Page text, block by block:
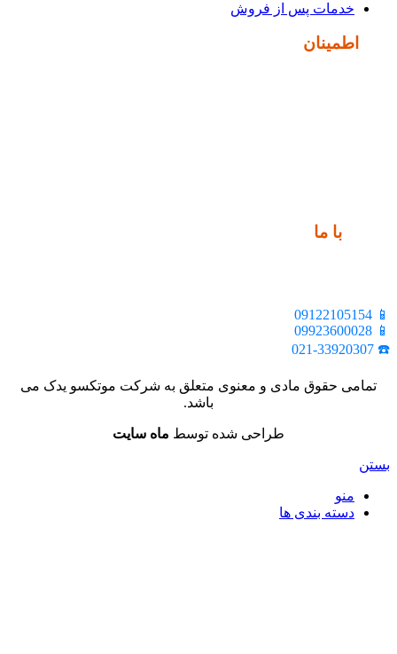
خدمات پس از فروش
اطمینان
با ما
📱 09122105154
📱 09923600028
☎️ 021-33920307
تمامی حقوق مادی و معنوی متعلق به شرکت موتکسو یدک می
باشد.
طراحی شده توسط ماه سایت
بستن
منو
دسته بندی ها